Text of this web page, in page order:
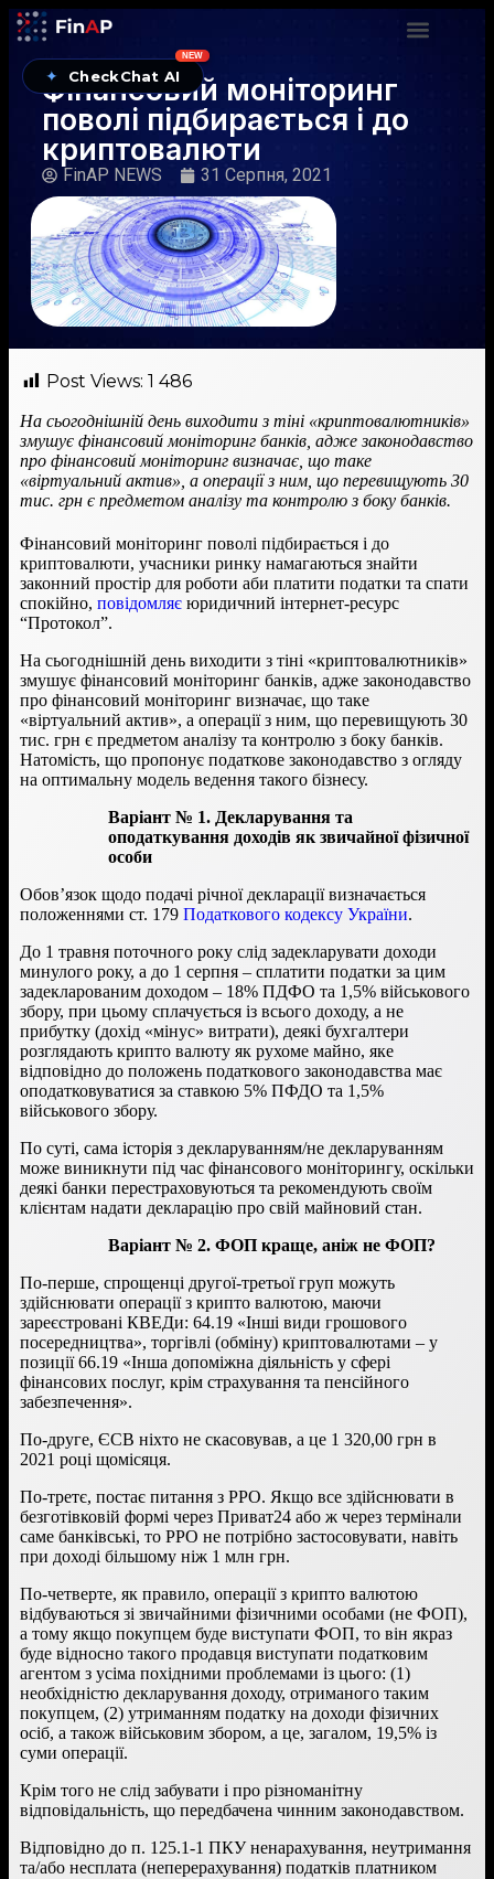
✦ CheckChat AI
NEW
Фінансовий моніторинг
поволі підбирається і до
криптовалюти
FinAP NEWS 31 Серпня, 2021
Post Views: 1 486
На сьогоднішній день виходити з тіні «криптовалютників»
змушує фінансовий моніторинг банків, адже законодавство
про фінансовий моніторинг визначає, що таке
«віртуальний актив», а операції з ним, що перевищують 30
тис. грн є предметом аналізу та контролю з боку банків.
Фінансовий моніторинг поволі підбирається і до
криптовалюти, учасники ринку намагаються знайти
законний простір для роботи аби платити податки та спати
спокійно, повідомляє юридичний інтернет-ресурс
“Протокол”.
На сьогоднішній день виходити з тіні «криптовалютників»
змушує фінансовий моніторинг банків, адже законодавство
про фінансовий моніторинг визначає, що таке
«віртуальний актив», а операції з ним, що перевищують 30
тис. грн є предметом аналізу та контролю з боку банків.
Натомість, що пропонує податкове законодавство з огляду
на оптимальну модель ведення такого бізнесу.
Варіант № 1. Декларування та
оподаткування доходів як звичайної фізичної
особи
Обов’язок щодо подачі річної декларації визначається
положеннями ст. 179 Податкового кодексу України.
До 1 травня поточного року слід задекларувати доходи
минулого року, а до 1 серпня – сплатити податки за цим
задекларованим доходом – 18% ПДФО та 1,5% військового
збору, при цьому сплачується із всього доходу, а не
прибутку (дохід «мінус» витрати), деякі бухгалтери
розглядають крипто валюту як рухоме майно, яке
відповідно до положень податкового законодавства має
оподатковуватися за ставкою 5% ПФДО та 1,5%
військового збору.
По суті, сама історія з декларуванням/не декларуванням
може виникнути під час фінансового моніторингу, оскільки
деякі банки перестраховуються та рекомендують своїм
клієнтам надати декларацію про свій майновий стан.
Варіант № 2. ФОП краще, аніж не ФОП?
По-перше, спрощенці другої-третьої груп можуть
здійснювати операції з крипто валютою, маючи
зареєстровані КВЕДи: 64.19 «Інші види грошового
посередництва», торгівлі (обміну) криптовалютами – у
позиції 66.19 «Інша допоміжна діяльність у сфері
фінансових послуг, крім страхування та пенсійного
забезпечення».
По-друге, ЄСВ ніхто не скасовував, а це 1 320,00 грн в
2021 році щомісяця.
По-третє, постає питання з РРО. Якщо все здійснювати в
безготівковій формі через Приват24 або ж через термінали
саме банківські, то РРО не потрібно застосовувати, навіть
при доході більшому ніж 1 млн грн.
По-четверте, як правило, операції з крипто валютою
відбуваються зі звичайними фізичними особами (не ФОП),
а тому якщо покупцем буде виступати ФОП, то він якраз
буде відносно такого продавця виступати податковим
агентом з усіма похідними проблемами із цього: (1)
необхідністю декларування доходу, отриманого таким
покупцем, (2) утриманням податку на доходи фізичних
осіб, а також військовим збором, а це, загалом, 19,5% із
суми операції.
Крім того не слід забувати і про різноманітну
відповідальність, що передбачена чинним законодавством.
Відповідно до п. 125.1-1 ПКУ ненарахування, неутримання
та/або несплата (неперерахування) податків платником